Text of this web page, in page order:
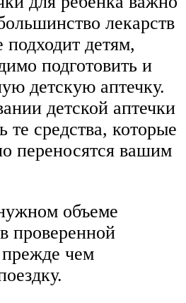
лекарств
детям,
подготовить и
детскую аптечку.
детской аптечки
те средства, которые
переносятся вашим
объеме
проверенной
прежде чем